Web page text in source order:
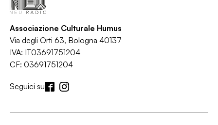
Associazione Culturale Humus
Via degli Orti 63, Bologna 40137
IVA: IT03691751204
CF: 03691751204
Seguici su